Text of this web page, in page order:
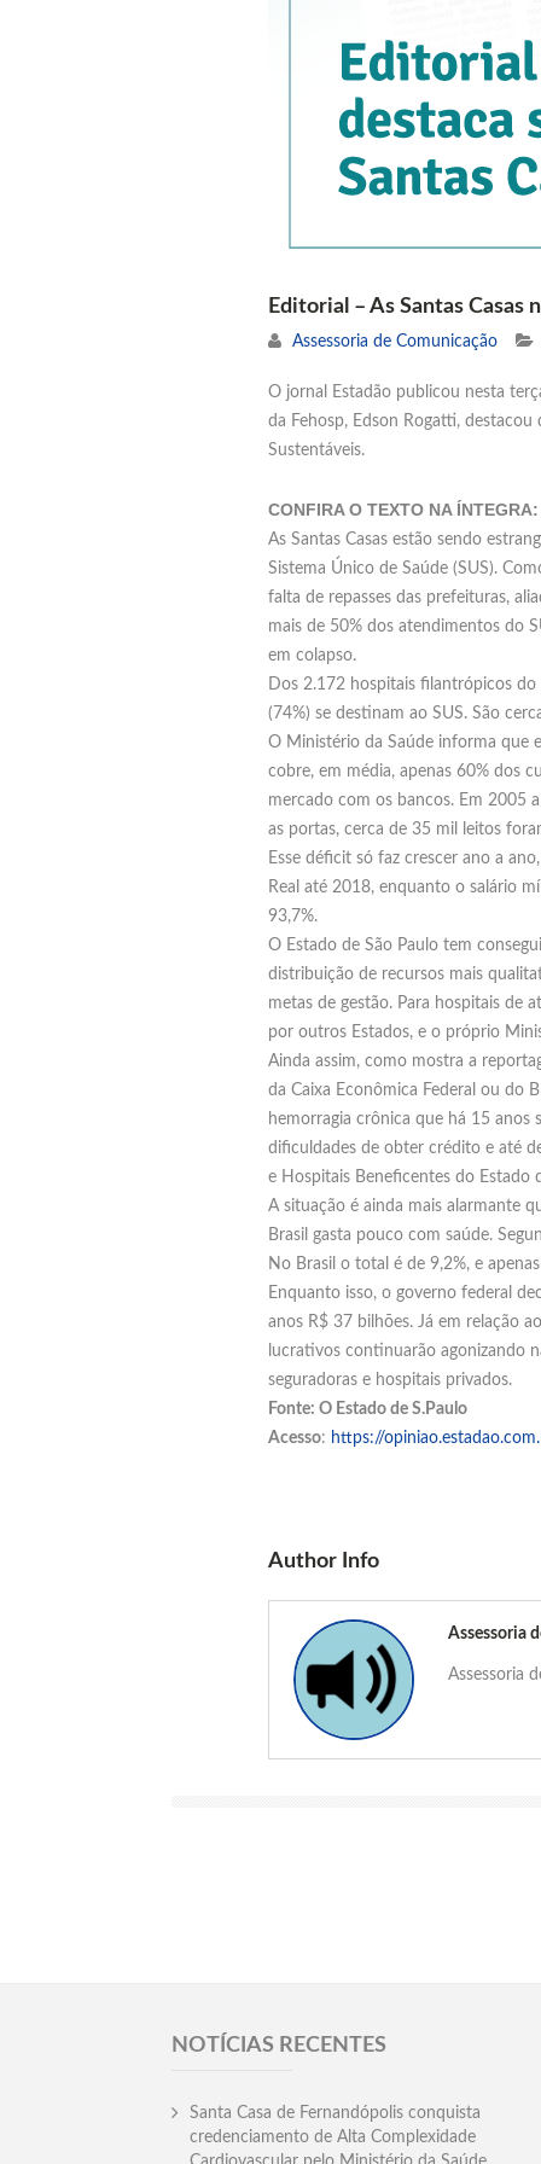
Editorial – As Santas Casas
Assessoria de Comunicação
O jornal Estadão publicou nesta
da Fehosp, Edson Rogatti, destacou
Sustentáveis.
CONFIRA O TEXTO NA ÍNTEGRA:
As Santas Casas estão sendo
Sistema Único de Saúde (SUS).
falta de repasses das prefeituras,
mais de 50% dos atendimentos do
em colapso.
Dos 2.172 hospitais filantrópicos
(74%) se destinam ao SUS. São
O Ministério da Saúde informa que
cobre, em média, apenas 60% dos
mercado com os bancos. Em 2005
as portas, cerca de 35 mil leitos
Esse déficit só faz crescer ano a
Real até 2018, enquanto o salário
93,7%.
O Estado de São Paulo tem
distribuição de recursos mais
metas de gestão. Para hospitais de
por outros Estados, e o próprio
Ainda assim, como mostra a
da Caixa Econômica Federal ou do
hemorragia crônica que há 15
dificuldades de obter crédito e até
e Hospitais Beneficentes do Estado
A situação é ainda mais alarmante
Brasil gasta pouco com saúde.
No Brasil o total é de 9,2%, e
Enquanto isso, o governo federal
anos R$ 37 bilhões. Já em relação
lucrativos continuarão agonizando
seguradoras e hospitais privados.
Fonte: O Estado de S.Paulo
Acesso: https://opiniao.estadao.com.
Author Info
Assessoria
Assessoria
NOTÍCIAS RECENTES
Santa Casa de Fernandópolis conquista
credenciamento de Alta Complexidade